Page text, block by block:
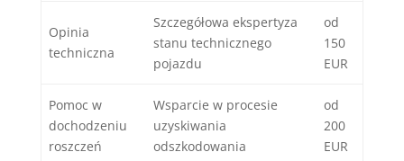
Opinia
techniczna
Szczegółowa ekspertyza
stanu technicznego
pojazdu
od
150
EUR
Pomoc w
dochodzeniu
roszczeń
Wsparcie w procesie
uzyskiwania
odszkodowania
od
200
EUR